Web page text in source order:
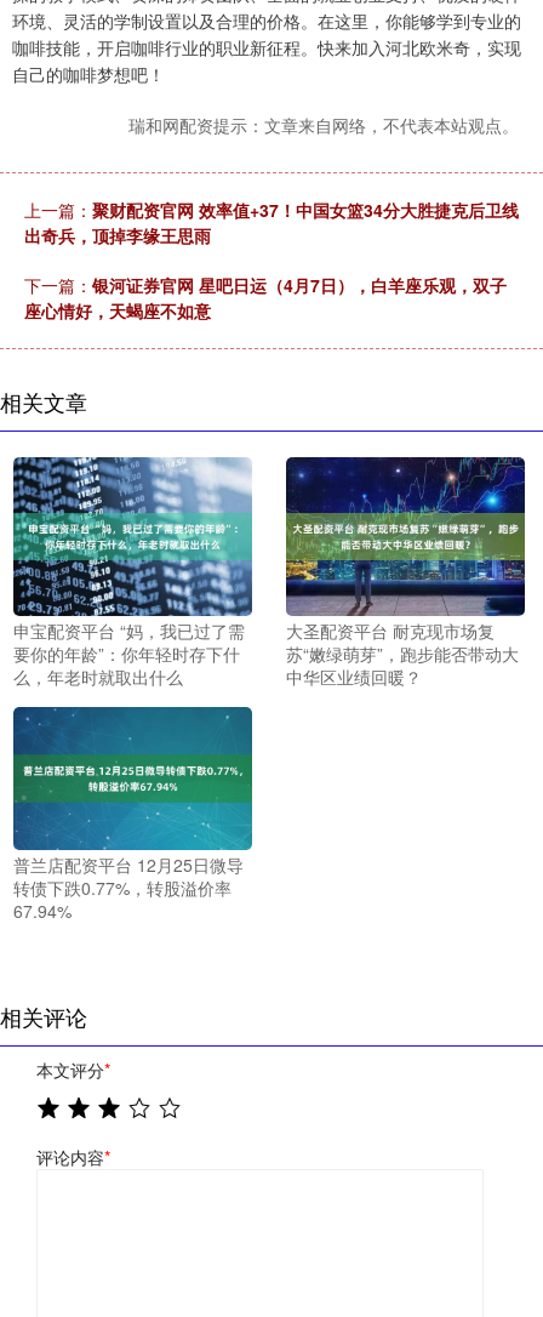
环境、灵活的学制设置以及合理的价格。在这里，你能够学到专业的
咖啡技能，开启咖啡行业的职业新征程。快来加入河北欧米奇，实现
自己的咖啡梦想吧！
瑞和网配资提示：文章来自网络，不代表本站观点。
上一篇： 聚财配资官网 效率值+37！中国女篮34分大胜捷克后卫线
出奇兵，顶掉李缘王思雨
下一篇： 银河证券官网 星吧日运（4月7日），白羊座乐观，双子
座心情好，天蝎座不如意
相关文章
申宝配资平台 “妈，我已过了需
要你的年龄”：你年轻时存下什
么，年老时就取出什么
大圣配资平台 耐克现市场复
苏“嫩绿萌芽”，跑步能否带动大
中华区业绩回暖？
普兰店配资平台 12月25日微导
转债下跌0.77%，转股溢价率
67.94%
相关评论
本文评分*
评论内容*